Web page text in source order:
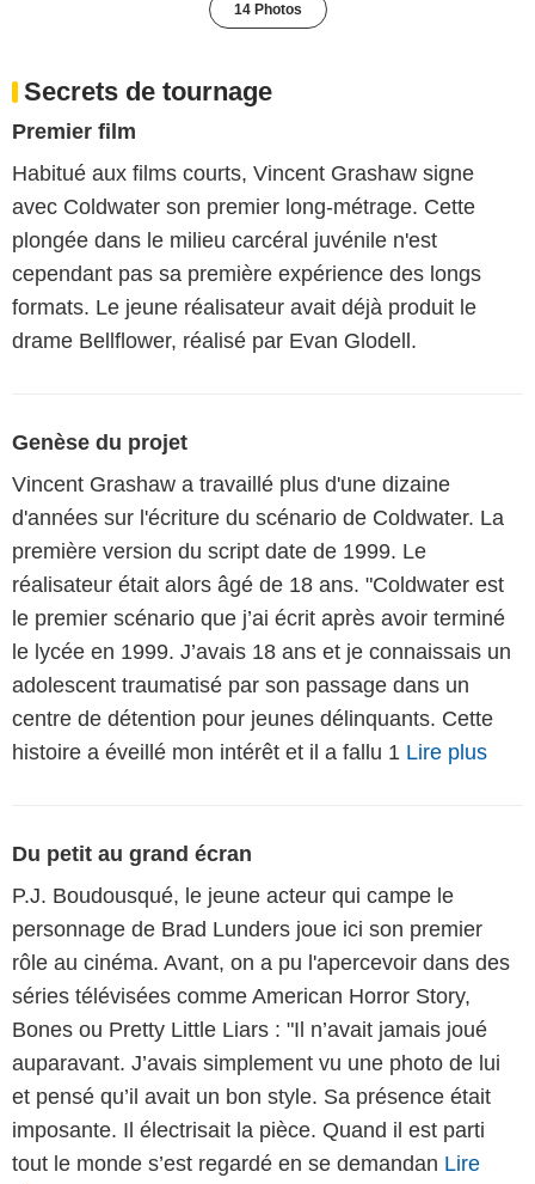
14 Photos
Secrets de tournage
Premier film
Habitué aux films courts, Vincent Grashaw signe
avec Coldwater son premier long-métrage. Cette
plongée dans le milieu carcéral juvénile n'est
cependant pas sa première expérience des longs
formats. Le jeune réalisateur avait déjà produit le
drame Bellflower, réalisé par Evan Glodell.
Genèse du projet
Vincent Grashaw a travaillé plus d'une dizaine
d'années sur l'écriture du scénario de Coldwater. La
première version du script date de 1999. Le
réalisateur était alors âgé de 18 ans. "Coldwater est
le premier scénario que j’ai écrit après avoir terminé
le lycée en 1999. J’avais 18 ans et je connaissais un
adolescent traumatisé par son passage dans un
centre de détention pour jeunes délinquants. Cette
histoire a éveillé mon intérêt et il a fallu 1 Lire plus
Du petit au grand écran
P.J. Boudousqué, le jeune acteur qui campe le
personnage de Brad Lunders joue ici son premier
rôle au cinéma. Avant, on a pu l'apercevoir dans des
séries télévisées comme American Horror Story,
Bones ou Pretty Little Liars : "Il n’avait jamais joué
auparavant. J’avais simplement vu une photo de lui
et pensé qu’il avait un bon style. Sa présence était
imposante. Il électrisait la pièce. Quand il est parti
tout le monde s’est regardé en se demandan Lire